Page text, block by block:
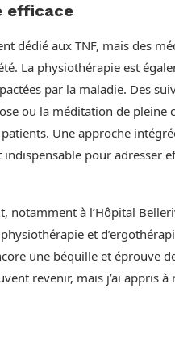
efficace
dédié aux TNF, mais des
La physiothérapie est
par la maladie. Des
ou la méditation de pleine
Une approche
pour adresser
notamment à l’Hôpital
et
une béquille et éprouve
revenir, mais j’ai appris